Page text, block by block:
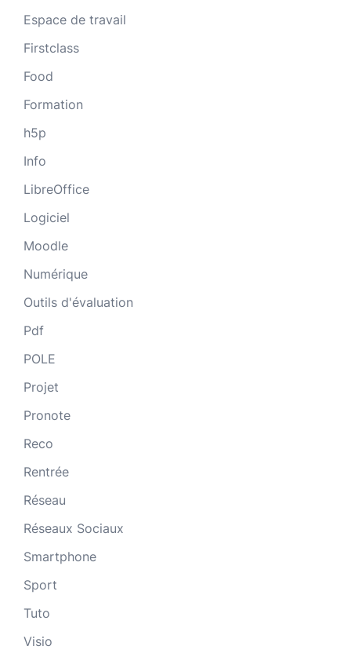
Espace de travail
Firstclass
Food
Formation
h5p
Info
LibreOffice
Logiciel
Moodle
Numérique
Outils d'évaluation
Pdf
POLE
Projet
Pronote
Reco
Rentrée
Réseau
Réseaux Sociaux
Smartphone
Sport
Tuto
Visio